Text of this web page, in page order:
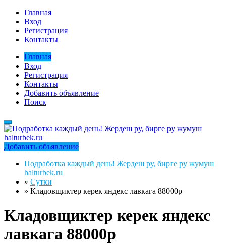
Главная
Вход
Регистрация
Контакты
Главная
Вход
Регистрация
Контакты
Добавить объявление
Поиск
Добавить объявление
Подработка каждый день! Жердеш ру, бирге ру жумуш
halturbek.ru
» Сутки
» Кладовщиктер керек яндекс лавкага 88000р
Кладовщиктер керек яндекс
лавкага 88000р